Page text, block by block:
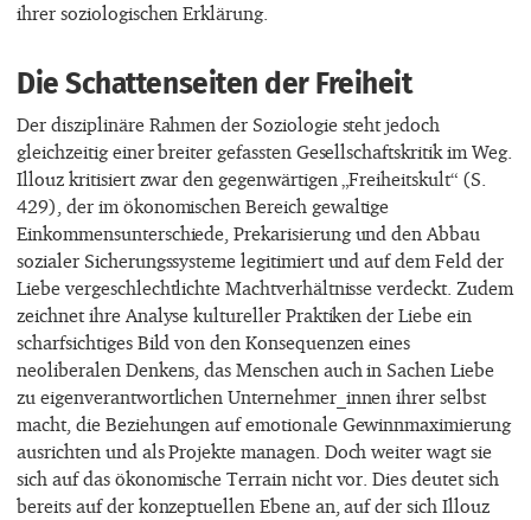
ihrer soziologischen Erklärung.
Die Schattenseiten der Freiheit
Der disziplinäre Rahmen der Soziologie steht jedoch
gleichzeitig einer breiter gefassten Gesellschaftskritik im Weg.
Illouz kritisiert zwar den gegenwärtigen „Freiheitskult“ (S.
429), der im ökonomischen Bereich gewaltige
Einkommensunterschiede, Prekarisierung und den Abbau
sozialer Sicherungssysteme legitimiert und auf dem Feld der
Liebe vergeschlechtlichte Machtverhältnisse verdeckt. Zudem
zeichnet ihre Analyse kultureller Praktiken der Liebe ein
scharfsichtiges Bild von den Konsequenzen eines
neoliberalen Denkens, das Menschen auch in Sachen Liebe
zu eigenverantwortlichen Unternehmer_innen ihrer selbst
macht, die Beziehungen auf emotionale Gewinnmaximierung
ausrichten und als Projekte managen. Doch weiter wagt sie
sich auf das ökonomische Terrain nicht vor. Dies deutet sich
bereits auf der konzeptuellen Ebene an, auf der sich Illouz